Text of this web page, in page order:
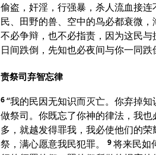
偷盗，奸淫，行强暴，杀人流血接连
民、田野的兽、空中的鸟必都衰微，
不必争辩，也不必指责，因为这民与
日间跌倒，先知也必夜间与你一同跌
责祭司弃智忘律
6“我的民因无知识而灭亡。你弃掉
做祭司。你既忘了你神的律法，我也
多，就越发得罪我，我必使他们的荣
祭，满心愿意我民犯罪。
9将来民如